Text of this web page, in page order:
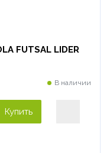
FUTSAL LIDER
В наличии
Купить